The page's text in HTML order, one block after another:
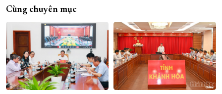
Cùng chuyên mục